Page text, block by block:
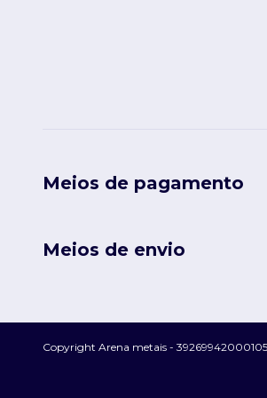
Meios de pagamento
Meios de envio
Copyright Arena metais - 39269942000105